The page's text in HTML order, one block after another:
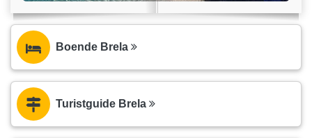
Boende Brela
Turistguide Brela